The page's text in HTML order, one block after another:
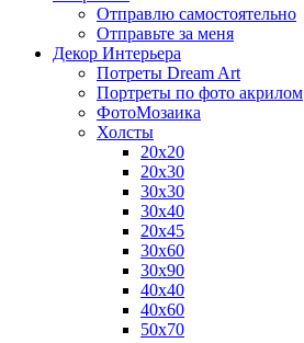
Отправлю самостоятельно
Отправьте за меня
Декор Интерьера
Потреты Dream Art
Портреты по фото акрилом
ФотоМозаика
Холсты
20х20
20х30
30х30
30х40
20х45
30х60
30х90
40х40
40х60
50х70